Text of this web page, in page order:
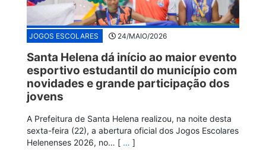
JOGOS ESCOLARES 24/MAIO/2026
Santa Helena dá início ao maior evento
esportivo estudantil do município com
novidades e grande participação dos
jovens
A Prefeitura de Santa Helena realizou, na noite desta
sexta-feira (22), a abertura oficial dos Jogos Escolares
Helenenses 2026, no… [ … ]